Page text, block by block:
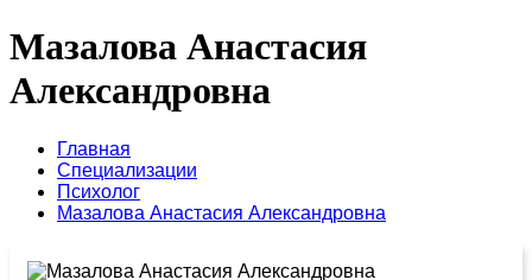
Мазалова Анастасия
Александровна
Главная
Специализации
Психолог
Мазалова Анастасия Александровна